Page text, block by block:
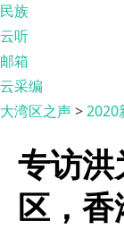
民族
云听
邮箱
云采编
大湾区之声>2020
专访
区，香